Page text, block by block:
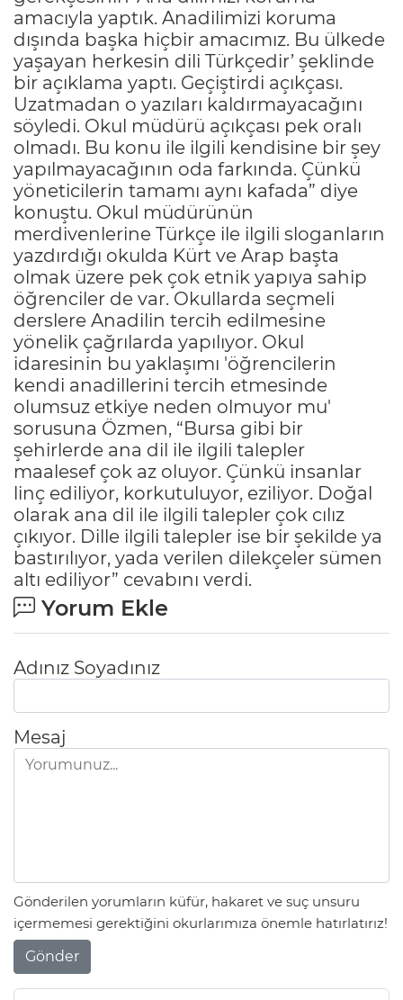
amacıyla yaptık. Anadilimizi koruma
dışında başka hiçbir amacımız. Bu ülkede
yaşayan herkesin dili Türkçedir’ şeklinde
bir açıklama yaptı. Geçiştirdi açıkçası.
Uzatmadan o yazıları kaldırmayacağını
söyledi. Okul müdürü açıkçası pek oralı
olmadı. Bu konu ile ilgili kendisine bir şey
yapılmayacağının oda farkında. Çünkü
yöneticilerin tamamı aynı kafada” diye
konuştu. Okul müdürünün
merdivenlerine Türkçe ile ilgili sloganların
yazdırdığı okulda Kürt ve Arap başta
olmak üzere pek çok etnik yapıya sahip
öğrenciler de var. Okullarda seçmeli
derslere Anadilin tercih edilmesine
yönelik çağrılarda yapılıyor. Okul
idaresinin bu yaklaşımı 'öğrencilerin
kendi anadillerini tercih etmesinde
olumsuz etkiye neden olmuyor mu'
sorusuna Özmen, “Bursa gibi bir
şehirlerde ana dil ile ilgili talepler
maalesef çok az oluyor. Çünkü insanlar
linç ediliyor, korkutuluyor, eziliyor. Doğal
olarak ana dil ile ilgili talepler çok cılız
çıkıyor. Dille ilgili talepler ise bir şekilde ya
bastırılıyor, yada verilen dilekçeler sümen
altı ediliyor” cevabını verdi.
Yorum Ekle
Adınız Soyadınız
Mesaj
Gönderilen yorumların küfür, hakaret ve suç unsuru
içermemesi gerektiğini okurlarımıza önemle hatırlatırız!
Gönder